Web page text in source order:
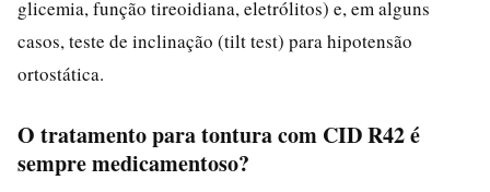
glicemia, função tireoidiana, eletrólitos) e, em alguns
casos, teste de inclinação (tilt test) para hipotensão
ortostática.
O tratamento para tontura com CID R42 é
sempre medicamentoso?